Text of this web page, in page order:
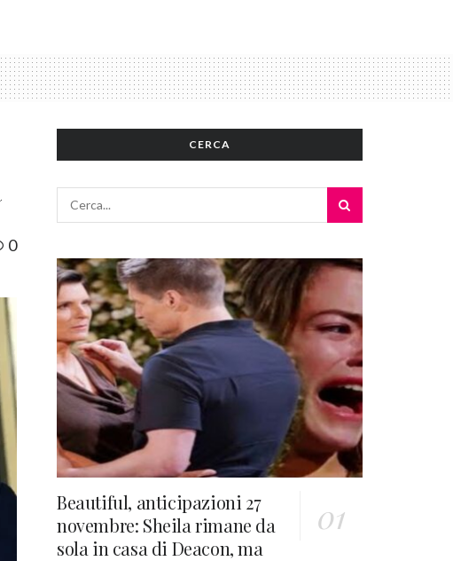
0
CERCA
Beautiful, anticipazioni 27
novembre: Sheila rimane da
sola in casa di Deacon, ma